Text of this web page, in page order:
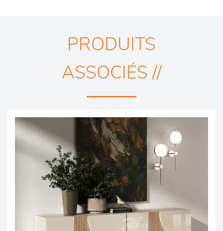
PRODUITS
ASSOCIÉS //